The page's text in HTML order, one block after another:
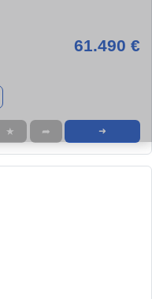
61.490 €
★ ➦ ➜